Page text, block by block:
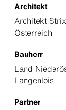
Architekt
Architekt
Österreich
Bauherr
Land
Langenlois
Partner